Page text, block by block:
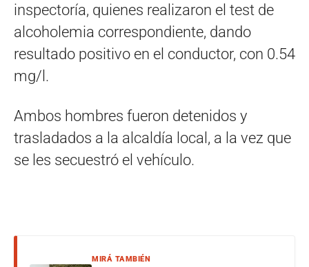
inspectoría, quienes realizaron el test de
alcoholemia correspondiente, dando
resultado positivo en el conductor, con 0.54
mg/l.
Ambos hombres fueron detenidos y
trasladados a la alcaldía local, a la vez que
se les secuestró el vehículo.
MIRÁ TAMBIÉN